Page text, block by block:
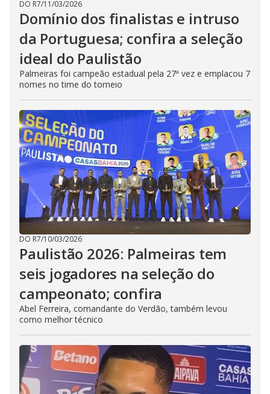
DO R7/11/03/2026
Domínio dos finalistas e intruso
da Portuguesa; confira a seleção
ideal do Paulistão
Palmeiras foi campeão estadual pela 27ª vez e emplacou 7
nomes no time do torneio
DO R7/10/03/2026
Paulistão 2026: Palmeiras tem
seis jogadores na seleção do
campeonato; confira
Abel Ferreira, comandante do Verdão, também levou
como melhor técnico